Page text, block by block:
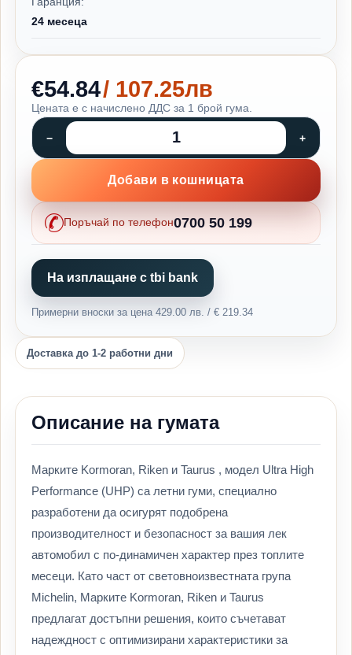
24 месеца
€54.84/ 107.25лв
Цената е с начислено ДДС за 1 брой гума.
Добави в кошницата
Поръчай по телефон0700 50 199
На изплащане с tbi bank
Примерни вноски за цена 429.00 лв. / € 219.34
Доставка до 1-2 работни дни
Описание на гумата
Марките Kormoran, Riken и Taurus , модел Ultra High
Performance (UHP) са летни гуми, специално
разработени да осигурят подобрена
производителност и безопасност за вашия лек
автомобил с по-динамичен характер през топлите
месеци. Като част от световноизвестната група
Michelin, Марките Kormoran, Riken и Taurus
предлагат достъпни решения, които съчетават
надеждност с оптимизирани характеристики за